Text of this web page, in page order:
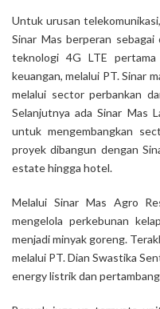
Untuk urusan
Sinar Mas berperan
teknologi 4G LTE
keuangan, melalui PT. Sinar
melalui sector perbankan
Selanjutnya ada Sinar Mas
untuk mengembangkan
proyek dibangun dengan
estate hingga hotel.
Melalui Sinar Mas Agro
mengelola perkebunan
menjadi minyak goreng.
melalui PT. Dian Swastika
energy listrik dan